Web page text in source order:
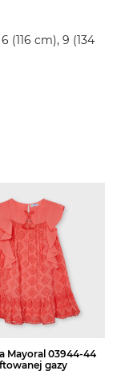
(116 cm), 9 (134
Mayoral 03944-44
gazy